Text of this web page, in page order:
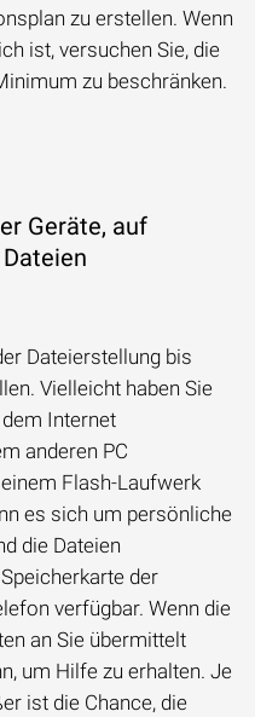
zu erstellen. Wenn
ist, versuchen Sie, die
zu beschränken.
Geräte, auf
Dateierstellung bis
Vielleicht haben Sie
Internet
anderen PC
Flash-Laufwerk
es sich um persönliche
die Dateien
der
verfügbar. Wenn die
an Sie übermittelt
um Hilfe zu erhalten. Je
ist die Chance, die